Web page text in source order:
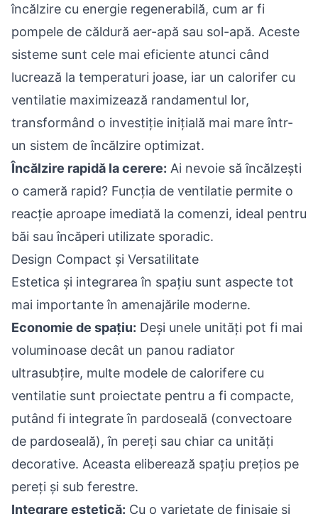
încălzire cu energie regenerabilă, cum ar fi
pompele de căldură aer-apă sau sol-apă. Aceste
sisteme sunt cele mai eficiente atunci când
lucrează la temperaturi joase, iar un calorifer cu
ventilatie maximizează randamentul lor,
transformând o investiție inițială mai mare într-
un sistem de încălzire optimizat.
Încălzire rapidă la cerere: Ai nevoie să încălzești
o cameră rapid? Funcția de ventilatie permite o
reacție aproape imediată la comenzi, ideal pentru
băi sau încăperi utilizate sporadic.
Design Compact și Versatilitate
Estetica și integrarea în spațiu sunt aspecte tot
mai importante în amenajările moderne.
Economie de spațiu: Deși unele unități pot fi mai
voluminoase decât un panou radiator
ultrasubțire, multe modele de calorifere cu
ventilatie sunt proiectate pentru a fi compacte,
putând fi integrate în pardoseală (convectoare
de pardoseală), în pereți sau chiar ca unități
decorative. Aceasta eliberează spațiu prețios pe
pereți și sub ferestre.
Integrare estetică: Cu o varietate de finisaje și